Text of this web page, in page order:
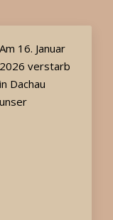
Am 16. Januar
2026 verstarb
in Dachau
unser